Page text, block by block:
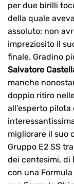
per due birilli
della quale
assoluto: non
impreziosito il
finale. Gradino
Salvatore
manche
doppio ritiro
all’esperto
migliorare il suo
Gruppo E2 SS
dei centesimi, di
con una Formula